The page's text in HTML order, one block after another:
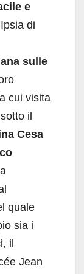
e
di
sulle
cui visita
il
Cesa
quale
sia i
il
Jean